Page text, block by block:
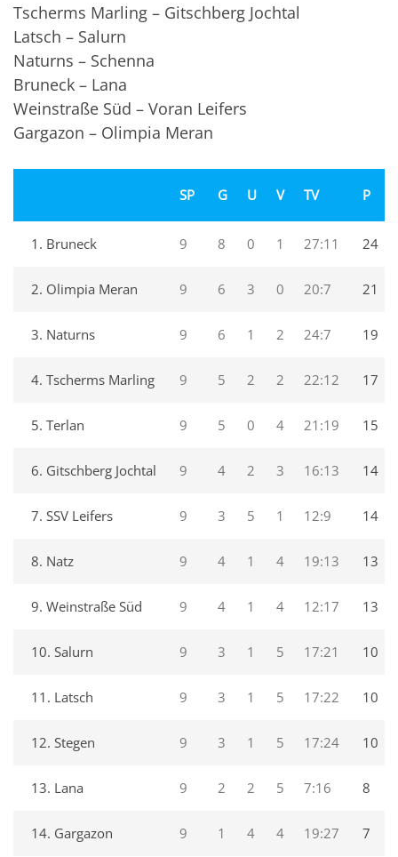
Tscherms Marling – Gitschberg Jochtal
Latsch – Salurn
Naturns – Schenna
Bruneck – Lana
Weinstraße Süd – Voran Leifers
Gargazon – Olimpia Meran
SP G U V TV P
1. Bruneck 9 8 0 1 27:11 24
2. Olimpia Meran 9 6 3 0 20:7 21
3. Naturns 9 6 1 2 24:7 19
4. Tscherms Marling 9 5 2 2 22:12 17
5. Terlan 9 5 0 4 21:19 15
6. Gitschberg Jochtal 9 4 2 3 16:13 14
7. SSV Leifers 9 3 5 1 12:9 14
8. Natz 9 4 1 4 19:13 13
9. Weinstraße Süd 9 4 1 4 12:17 13
10. Salurn 9 3 1 5 17:21 10
11. Latsch 9 3 1 5 17:22 10
12. Stegen 9 3 1 5 17:24 10
13. Lana 9 2 2 5 7:16 8
14. Gargazon 9 1 4 4 19:27 7